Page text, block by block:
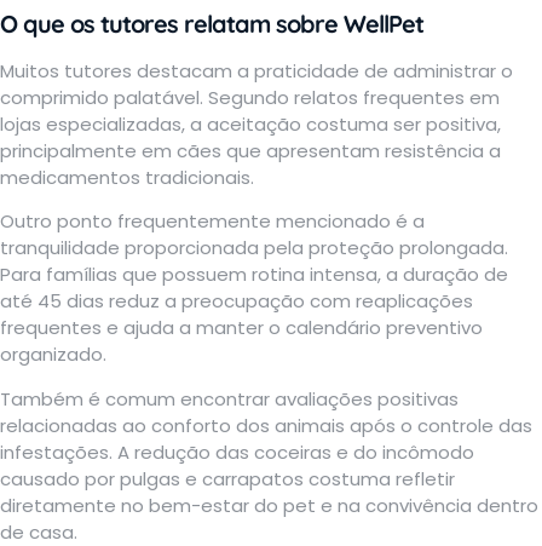
O que os tutores relatam sobre WellPet
Muitos tutores destacam a praticidade de administrar o
comprimido palatável. Segundo relatos frequentes em
lojas especializadas, a aceitação costuma ser positiva,
principalmente em cães que apresentam resistência a
medicamentos tradicionais.
Outro ponto frequentemente mencionado é a
tranquilidade proporcionada pela proteção prolongada.
Para famílias que possuem rotina intensa, a duração de
até 45 dias reduz a preocupação com reaplicações
frequentes e ajuda a manter o calendário preventivo
organizado.
Também é comum encontrar avaliações positivas
relacionadas ao conforto dos animais após o controle das
infestações. A redução das coceiras e do incômodo
causado por pulgas e carrapatos costuma refletir
diretamente no bem-estar do pet e na convivência dentro
de casa.